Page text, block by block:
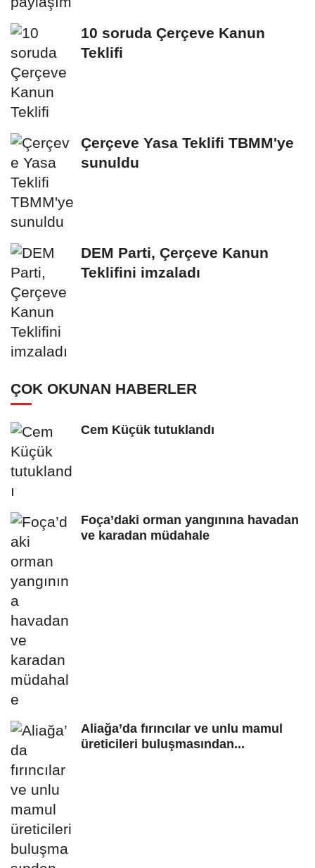
10 soruda Çerçeve Kanun
Teklifi
Çerçeve Yasa Teklifi TBMM'ye
sunuldu
DEM Parti, Çerçeve Kanun
Teklifini imzaladı
ÇOK OKUNAN HABERLER
Cem Küçük tutuklandı
Foça’daki orman yangınına havadan
ve karadan müdahale
Aliağa’da fırıncılar ve unlu mamul
üreticileri buluşmasından...